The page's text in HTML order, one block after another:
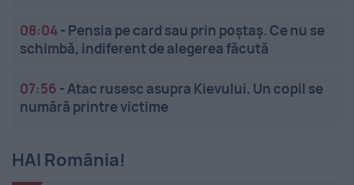
08:04- Pensia pe card sau prin poștaș. Ce nu se
schimbă, indiferent de alegerea făcută
07:56 -Atac rusesc asupra Kievului. Un copil se
numără printre victime
HAI România!